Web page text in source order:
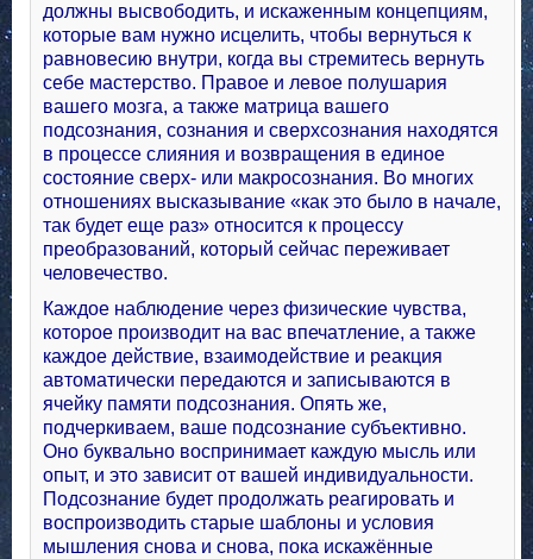
должны высвободить, и искаженным концепциям,
которые вам нужно исцелить, чтобы вернуться к
равновесию внутри, когда вы стремитесь вернуть
себе мастерство. Правое и левое полушария
вашего мозга, а также матрица вашего
подсознания, сознания и сверхсознания находятся
в процессе слияния и возвращения в единое
состояние сверх- или макросознания. Во многих
отношениях высказывание «как это было в начале,
так будет еще раз» относится к процессу
преобразований, который сейчас переживает
человечество.
Каждое наблюдение через физические чувства,
которое производит на вас впечатление, а также
каждое действие, взаимодействие и реакция
автоматически передаются и записываются в
ячейку памяти подсознания. Опять же,
подчеркиваем, ваше подсознание субъективно.
Оно буквально воспринимает каждую мысль или
опыт, и это зависит от вашей индивидуальности.
Подсознание будет продолжать реагировать и
воспроизводить старые шаблоны и условия
мышления снова и снова, пока искажённые